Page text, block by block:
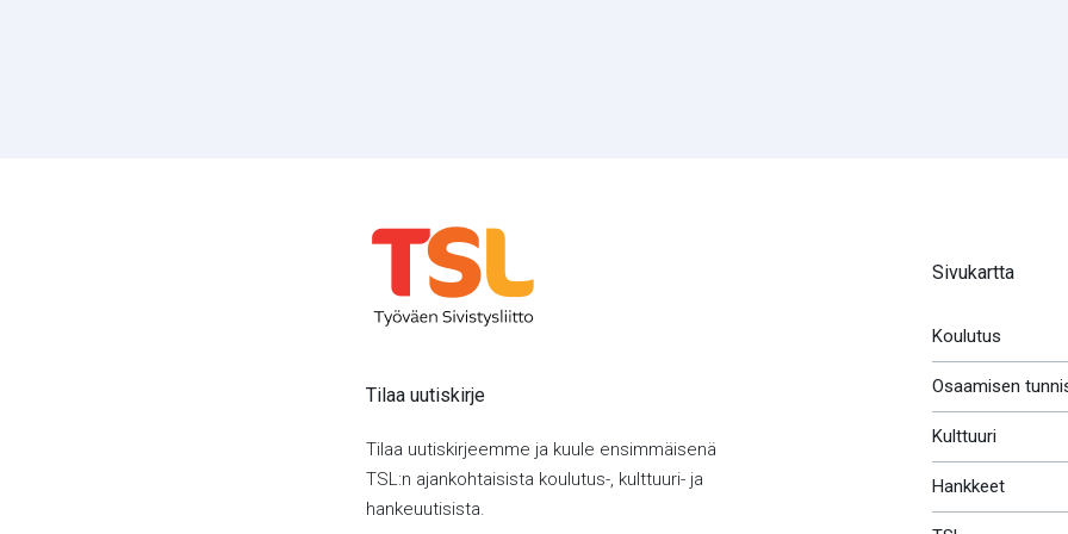
Tilaa uutiskirje
Tilaa uutiskirjeemme ja kuule ensimmäisenä
TSL:n ajankohtaisista koulutus-, kulttuuri- ja
hankeuutisista.
Sivukartta
Koulutus
Osaamisen
Kulttuuri
Hankkeet